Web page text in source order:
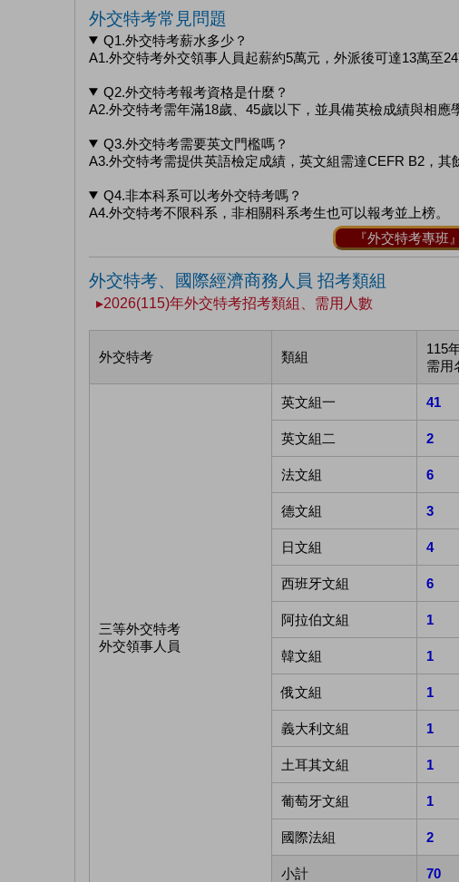
外交特考常見問題
Q1.外交特考薪水多少？
A1.外交特考外交領事人員起薪約5萬元，外派後可達13萬至
Q2.外交特考報考資格是什麼？
A2.外交特考需年滿18歲、45歲以下，並具備英檢成績與相應
Q3.外交特考需要英文門檻嗎？
A3.外交特考需提供英語檢定成績，英文組需達CEFR B2，其
Q4.非本科系可以考外交特考嗎？
A4.外交特考不限科系，非相關科系考生也可以報考並上榜。
『外交特考專班
外交特考、國際經濟商務人員 招考類組
▸2026(115)年外交特考招考類組、需用人數
外交特考 類組
115
需用
三等外交特考
外交領事人員
英文組一 41
英文組二 2
法文組 6
德文組 3
日文組 4
西班牙文組 6
阿拉伯文組 1
韓文組 1
俄文組 1
義大利文組 1
土耳其文組 1
葡萄牙文組 1
國際法組 2
小計 70